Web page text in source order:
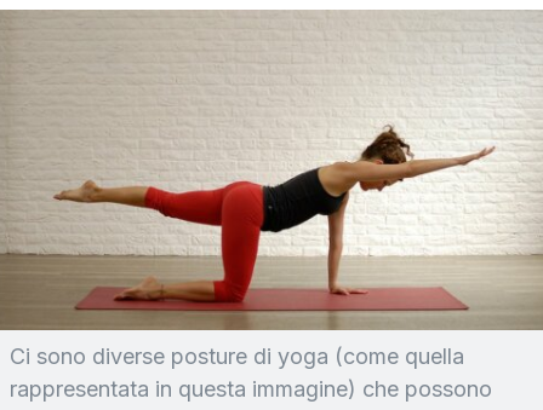
Ci sono diverse posture di yoga (come quella
rappresentata in questa immagine) che possono